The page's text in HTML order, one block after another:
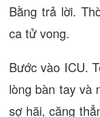
Bằng trả lời.
ca tử vong.
Bước vào ICU.
lòng bàn tay và
sợ hãi, căng